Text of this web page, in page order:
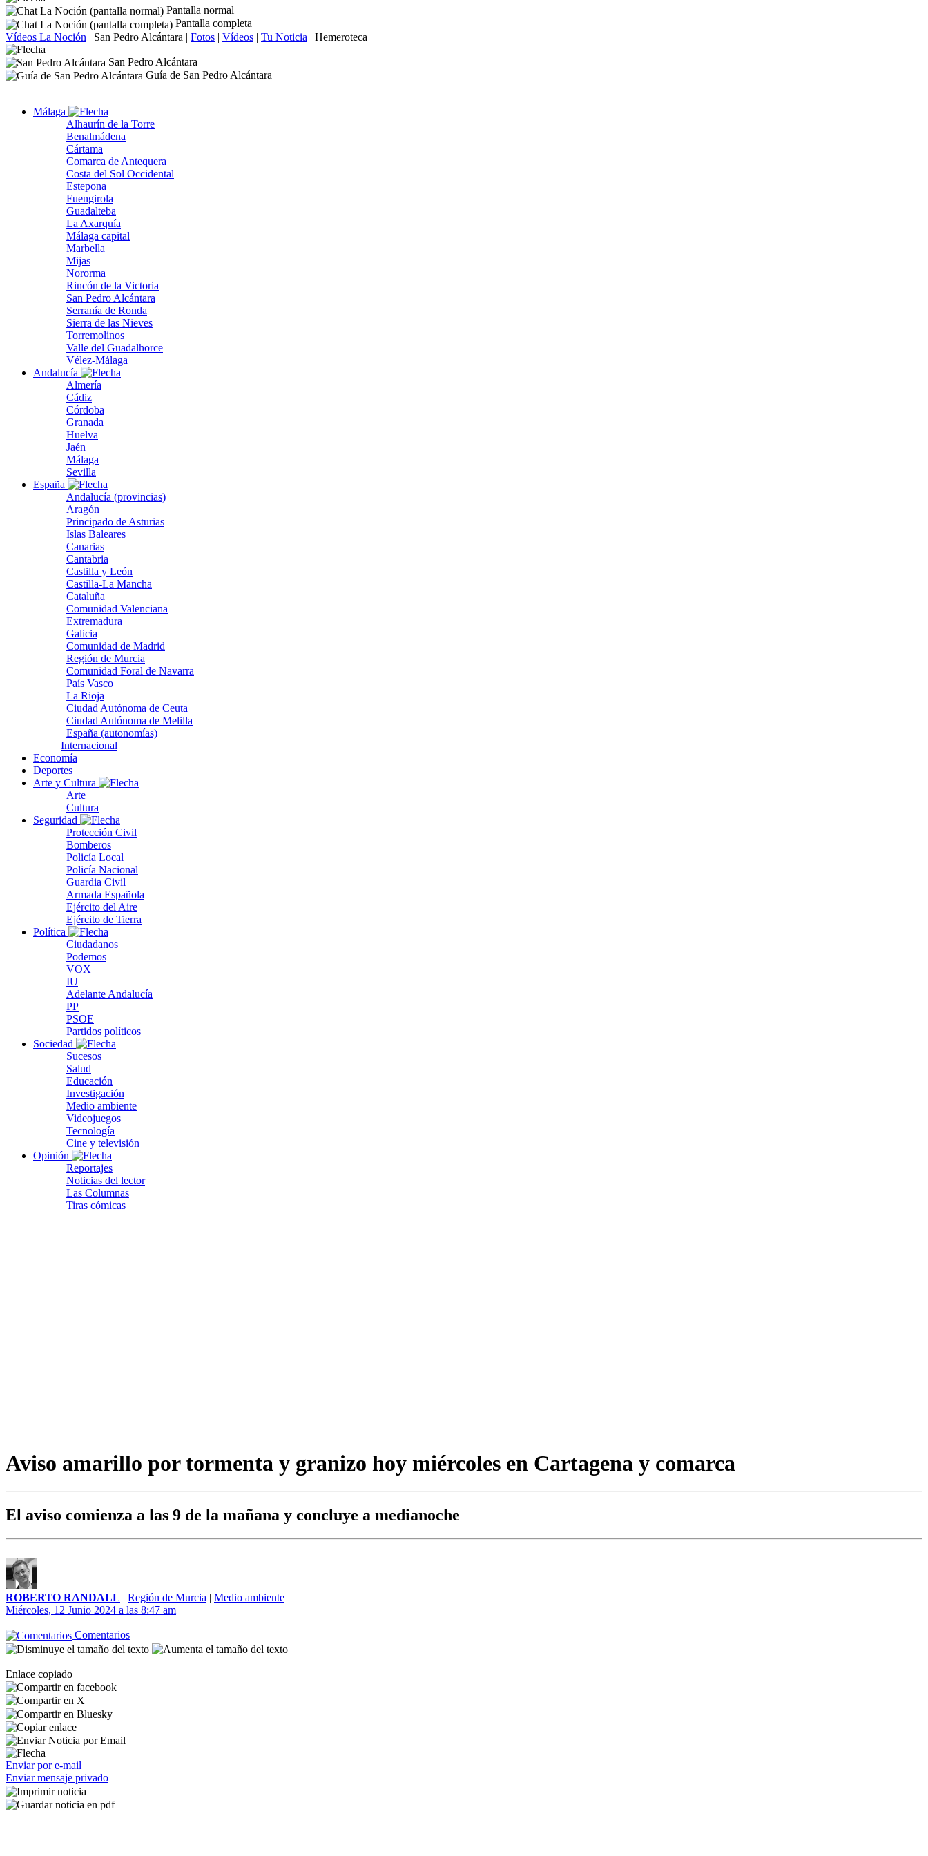
Pantalla normal
Pantalla completa
Vídeos La Noción | San Pedro Alcántara | Fotos | Vídeos | Tu Noticia | Hemeroteca
San Pedro Alcántara
Guía de San Pedro Alcántara
Málaga
Alhaurín de la Torre
Benalmádena
Cártama
Comarca de Antequera
Costa del Sol Occidental
Estepona
Fuengirola
Guadalteba
La Axarquía
Málaga capital
Marbella
Mijas
Nororma
Rincón de la Victoria
San Pedro Alcántara
Serranía de Ronda
Sierra de las Nieves
Torremolinos
Valle del Guadalhorce
Vélez-Málaga
Andalucía
Almería
Cádiz
Córdoba
Granada
Huelva
Jaén
Málaga
Sevilla
España
Andalucía (provincias)
Aragón
Principado de Asturias
Islas Baleares
Canarias
Cantabria
Castilla y León
Castilla-La Mancha
Cataluña
Comunidad Valenciana
Extremadura
Galicia
Comunidad de Madrid
Región de Murcia
Comunidad Foral de Navarra
País Vasco
La Rioja
Ciudad Autónoma de Ceuta
Ciudad Autónoma de Melilla
España (autonomías)
Internacional
Economía
Deportes
Arte y Cultura
Arte
Cultura
Seguridad
Protección Civil
Bomberos
Policía Local
Policía Nacional
Guardia Civil
Armada Española
Ejército del Aire
Ejército de Tierra
Política
Ciudadanos
Podemos
VOX
IU
Adelante Andalucía
PP
PSOE
Partidos políticos
Sociedad
Sucesos
Salud
Educación
Investigación
Medio ambiente
Videojuegos
Tecnología
Cine y televisión
Opinión
Reportajes
Noticias del lector
Las Columnas
Tiras cómicas
Aviso amarillo por tormenta y granizo hoy miércoles en Cartagena y comarca
El aviso comienza a las 9 de la mañana y concluye a medianoche
ROBERTO RANDALL | Región de Murcia | Medio ambiente
Miércoles, 12 Junio 2024 a las 8:47 am
Comentarios
Enlace copiado
Enviar por e-mail
Enviar mensaje privado